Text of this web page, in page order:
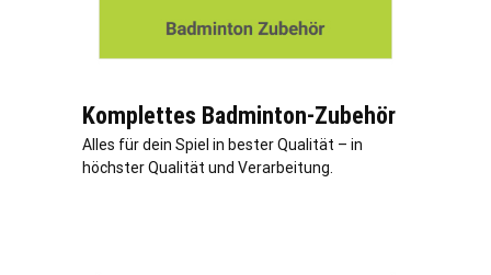
Komplettes Badminton-Zubehör
Alles für dein Spiel in bester Qualität – in
höchster Qualität und Verarbeitung.